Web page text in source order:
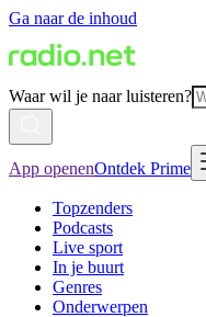
Ga naar de inhoud
Waar wil je naar luisteren?
App openenOntdek Prime
Topzenders
Podcasts
Live sport
In je buurt
Genres
Onderwerpen